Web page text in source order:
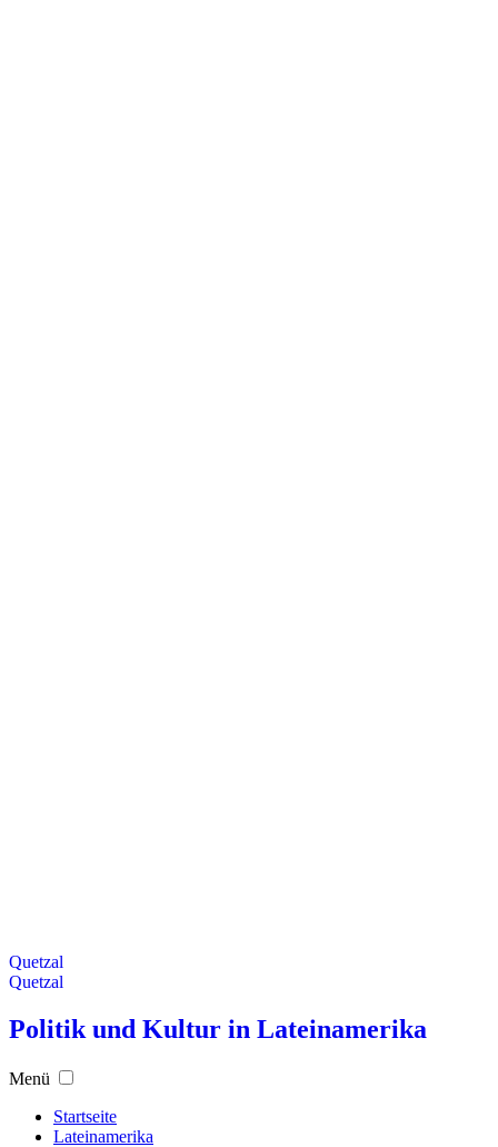
Quetzal
Quetzal
Politik und Kultur in Lateinamerika
Menü
Startseite
Lateinamerika